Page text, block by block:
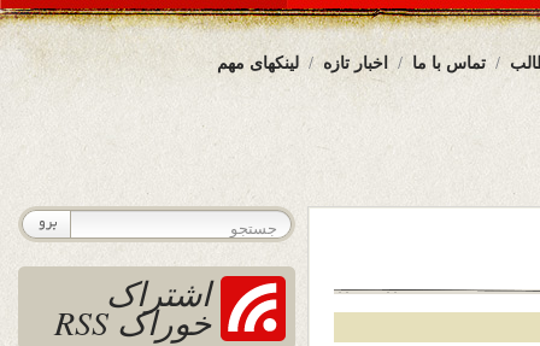
لینکهای مهم اخبار تازه تماس با ما
اشتراک
خوراک RSS